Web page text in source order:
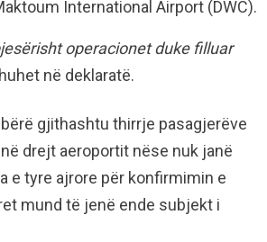
International Airport (DWC).
operacionet duke filluar
në deklaratë.
gjithashtu thirrje pasagjerëve
drejt aeroportit nëse nuk janë
e tyre ajrore për konfirmimin e
mund të jenë ende subjekt i